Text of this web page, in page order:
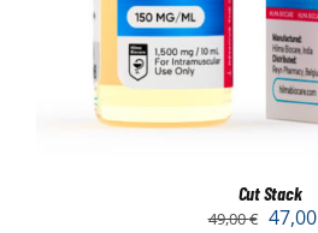
Cut Stack
49,00€ 47,00